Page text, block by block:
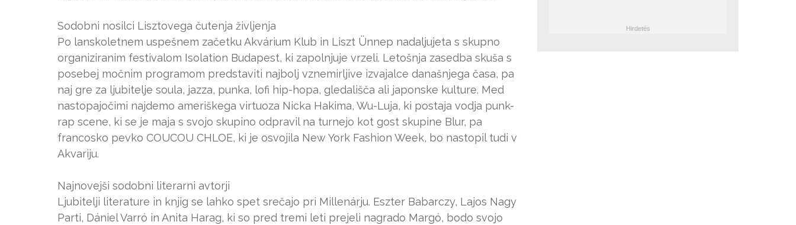
Sodobni nosilci Lisztovega čutenja življenja
Po lanskoletnem uspešnem začetku Akvárium Klub in Liszt Ünnep nadaljujeta s skupno
organiziranim festivalom Isolation Budapest, ki zapolnjuje vrzeli. Letošnja zasedba skuša s
posebej močnim programom predstaviti najbolj vznemirljive izvajalce današnjega časa, pa
naj gre za ljubitelje soula, jazza, punka, lofi hip-hopa, gledališča ali japonske kulture. Med
nastopajočimi najdemo ameriškega virtuoza Nicka Hakima, Wu-Luja, ki postaja vodja punk-
rap scene, ki se je maja s svojo skupino odpravil na turnejo kot gost skupine Blur, pa
francosko pevko COUCOU CHLOE, ki je osvojila New York Fashion Week, bo nastopil tudi v
Akvariju.
Najnovejši sodobni literarni avtorji
Ljubitelji literature in knjig se lahko spet srečajo pri Millenárju. Eszter Babarczy, Lajos Nagy
Parti, Dániel Varró in Anita Harag, ki so pred tremi leti prejeli nagrado Margó, bodo svojo